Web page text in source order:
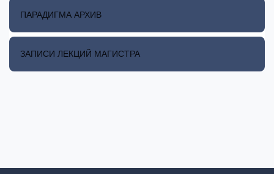
ПАРАДИГМА АРХИВ
ЗАПИСИ ЛЕКЦИЙ МАГИСТРА